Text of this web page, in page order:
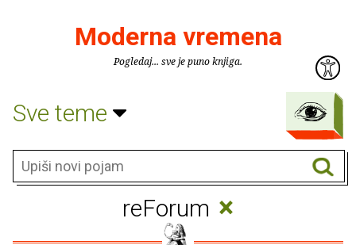
Moderna vremena
Pogledaj... sve je puno knjiga.
Sve teme
reForum ×